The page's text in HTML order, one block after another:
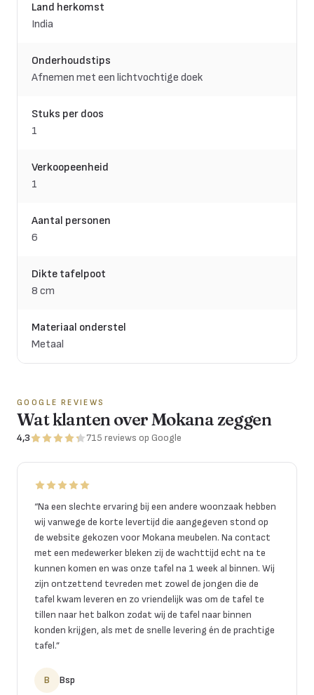
Land herkomst
India
Onderhoudstips
Afnemen met een lichtvochtige doek
Stuks per doos
1
Verkoopeenheid
1
Aantal personen
6
Dikte tafelpoot
8 cm
Materiaal onderstel
Metaal
GOOGLE REVIEWS
Wat klanten over Mokana zeggen
4,3 715 reviews op Google
“Na een slechte ervaring bij een andere woonzaak hebben
wij vanwege de korte levertijd die aangegeven stond op
de website gekozen voor Mokana meubelen. Na contact
met een medewerker bleken zij de wachttijd echt na te
kunnen komen en was onze tafel na 1 week al binnen. Wij
zijn ontzettend tevreden met zowel de jongen die de
tafel kwam leveren en zo vriendelijk was om de tafel te
tillen naar het balkon zodat wij de tafel naar binnen
konden krijgen, als met de snelle levering én de prachtige
tafel.”
B Bsp